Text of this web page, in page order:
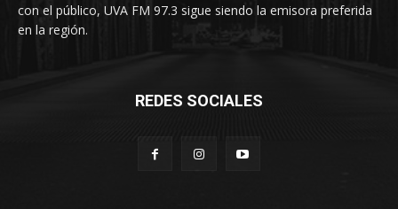
con el público, UVA FM 97.3 sigue siendo la emisora preferida
en la región.
REDES SOCIALES